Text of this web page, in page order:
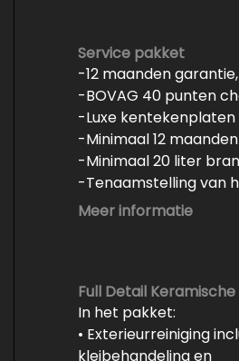
vrijwaren
- Volledige inspectie
- Poetsen binnen en
Service pakket
-12 maanden
-BOVAG 40 punten
-Luxe kentekenplaten
-Minimaal 12 maanden
-Minimaal 20 liter
-Tenaamstelling van
-Vrijwaren van de
polijsten
Meer informatie
Full Detail
In het pakket:
• Exterieurreiniging
kleibehandeling en